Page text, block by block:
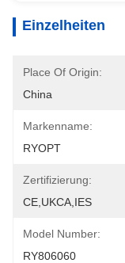
Einzelheiten
Place Of Origin:
China
Markenname:
RYOPT
Zertifizierung:
CE,UKCA,IES
Model Number:
RY806060